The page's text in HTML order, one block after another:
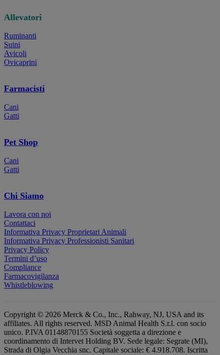
Allevatori
Ruminanti
Suini
Avicoli
Ovicaprini
Farmacisti
Cani
Gatti
Pet Shop
Cani
Gatti
Chi Siamo
Lavora con noi
Contattaci
Informativa Privacy Proprietari Animali
Informativa Privacy Professionisti Sanitari
Privacy Policy
Termini d’uso
Compliance
Farmacovigilanza
Whistleblowing
Copyright © 2026 Merck & Co., Inc., Rahway, NJ, USA and its
affiliates. All rights reserved. MSD Animal Health S.r.l. con socio
unico. P.IVA 01148870155 Società soggetta a direzione e
coordinamento di Intervet Holding BV. Sede legale: Segrate (MI),
Strada di Olgia Vecchia snc. Capitale sociale: € 4.918.708. Iscritta